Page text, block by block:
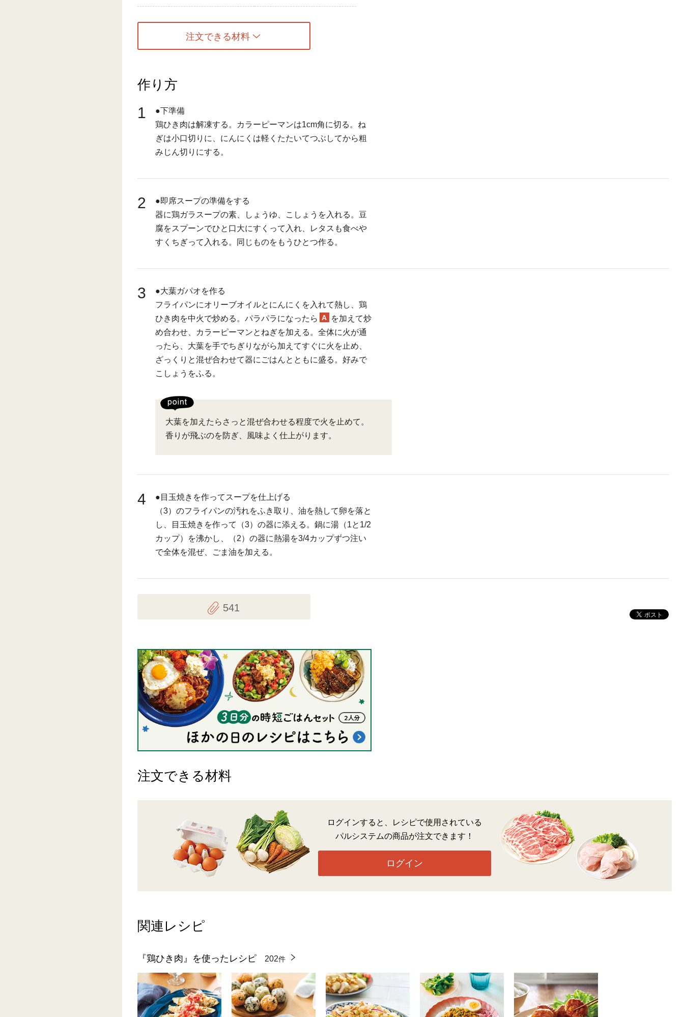
注文できる材料
作り方
1
●下準備
鶏ひき肉は解凍する。カラーピーマンは1cm角に切る。ね
ぎは小口切りに、にんにくは軽くたたいてつぶしてから粗
みじん切りにする。
2
●即席スープの準備をする
器に鶏ガラスープの素、しょうゆ、こしょうを入れる。豆
腐をスプーンでひと口大にすくって入れ、レタスも食べや
すくちぎって入れる。同じものをもうひとつ作る。
3
●大葉ガパオを作る
フライパンにオリーブオイルとにんにくを入れて熱し、鶏
ひき肉を中火で炒める。パラパラになったら A
を加えて炒
め合わせ、カラーピーマンとねぎを加える。全体に火が通
ったら、大葉を手でちぎりながら加えてすぐに火を止め、
ざっくりと混ぜ合わせて器にごはんとともに盛る。好みで
こしょうをふる。
大葉を加えたらさっと混ぜ合わせる程度で火を止めて。
香りが飛ぶのを防ぎ、風味よく仕上がります。
4
●目玉焼きを作ってスープを仕上げる
（3）のフライパンの汚れをふき取り、油を熱して卵を落と
し、目玉焼きを作って（3）の器に添える。鍋に湯（1と1/2
カップ）を沸かし、（2）の器に熱湯を3/4カップずつ注い
で全体を混ぜ、ごま油を加える。
541
注文できる材料
ログインすると、レシピで使用されている
パルシステムの商品が注文できます！
ログイン
関連レシピ
『鶏ひき肉』を使ったレシピ 202件